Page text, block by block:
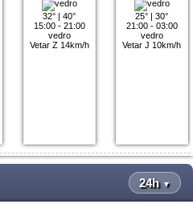
32° |40°
15:00 - 21:00
vedro
Vetar Z 14km/h
25° |30°
21:00 - 03:00
vedro
Vetar J 10km/h
24h ▼